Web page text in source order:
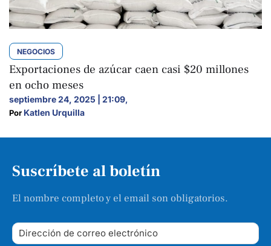
NEGOCIOS
Exportaciones de azúcar caen casi $20 millones
en ocho meses
septiembre 24, 2025 | 21:09,
Por Katlen Urquilla
Suscríbete al boletín
El nombre completo y el email son obligatorios.